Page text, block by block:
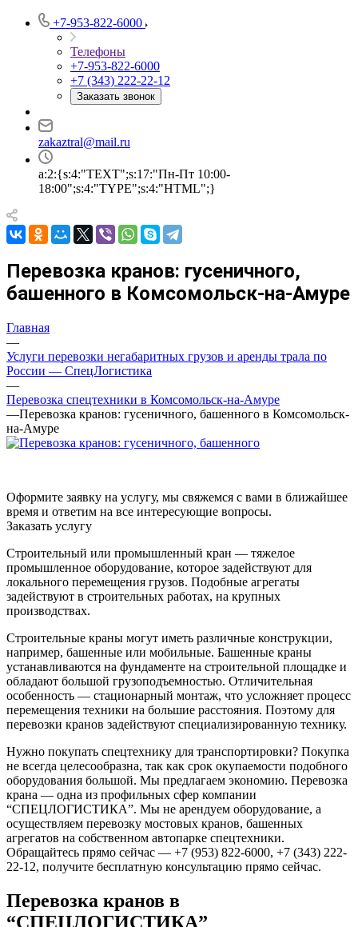
+7-953-822-6000
Телефоны
+7-953-822-6000
+7 (343) 222-22-12
Заказать звонок
zakaztral@mail.ru
a:2:{s:4:"TEXT";s:17:"Пн-Пт 10:00-
18:00";s:4:"TYPE";s:4:"HTML";}
Перевозка кранов: гусеничного,
башенного в Комсомольск-на-Амуре
Главная
—
Услуги перевозки негабаритных грузов и аренды трала по
России — СпецЛогистика
—
Перевозка спецтехники в Комсомольск-на-Амуре
—Перевозка кранов: гусеничного, башенного в Комсомольск-
на-Амуре
Оформите заявку на услугу, мы свяжемся с вами в ближайшее
время и ответим на все интересующие вопросы.
Заказать услугу
Строительный или промышленный кран — тяжелое
промышленное оборудование, которое задействуют для
локального перемещения грузов. Подобные агрегаты
задействуют в строительных работах, на крупных
производствах.
Строительные краны могут иметь различные конструкции,
например, башенные или мобильные. Башенные краны
устанавливаются на фундаменте на строительной площадке и
обладают большой грузоподъемностью. Отличительная
особенность — стационарный монтаж, что усложняет процесс
перемещения техники на большие расстояния. Поэтому для
перевозки кранов задействуют специализированную технику.
Нужно покупать спецтехнику для транспортировки? Покупка
не всегда целесообразна, так как срок окупаемости подобного
оборудования большой. Мы предлагаем экономию. Перевозка
крана — одна из профильных сфер компании
“СПЕЦЛОГИСТИКА”. Мы не арендуем оборудование, а
осуществляем перевозку мостовых кранов, башенных
агрегатов на собственном автопарке спецтехники.
Обращайтесь прямо сейчас — +7 (953) 822-6000, +7 (343) 222-
22-12, получите бесплатную консультацию прямо сейчас.
Перевозка кранов в
“СПЕЦЛОГИСТИКА”